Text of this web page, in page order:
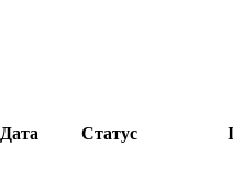
Дата Статус